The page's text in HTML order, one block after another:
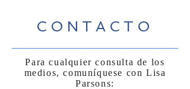
CONTACTO
Para cualquier consulta de los
medios, comuníquese con Lisa
Parsons: